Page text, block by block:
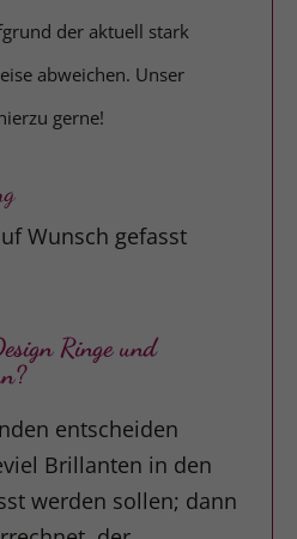
der aktuell stark
abweichen. Unser
gerne!
Wunsch gefasst
Ringe und
entscheiden
Brillanten in den
werden sollen; dann